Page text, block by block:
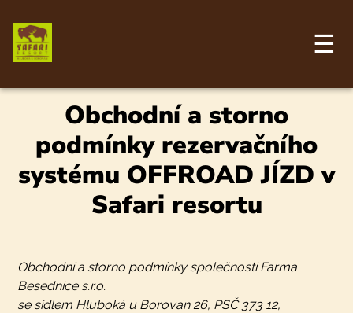
hlavnímu
obsahu
☰
Obchodní a storno
podmínky rezervačního
systému OFFROAD JÍZD v
Safari resortu
Obchodní a storno podmínky společnosti Farma
Besednice s.r.o.
se sídlem Hluboká u Borovan 26, PSČ 373 12,